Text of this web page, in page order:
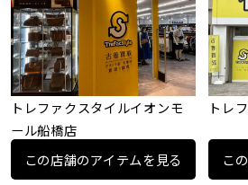
トレファクスタイルイオンモ
ール船橋店
この店舗のアイテムを見る
トレ
こ